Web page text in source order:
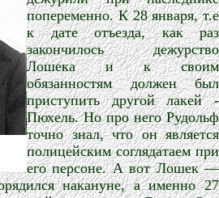
попеременно. К 28 января, т.е
к дате отъезда, как раз
закончилось дежурство
Лошека и к своим
обязанностям должен был
приступить другой лакей -
Пюхель. Но про него Рудольф
точно знал, что он является
полицейским соглядатаем при
его персоне. А вот Лошек —
накануне, а именно 27